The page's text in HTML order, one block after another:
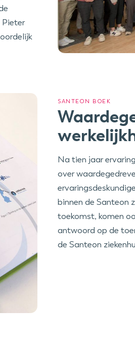
Pieter
SANTEON BOEK
Na tien jaar
over
binnen de Santeon
toekomst, komen
antwoord op de
de Santeon